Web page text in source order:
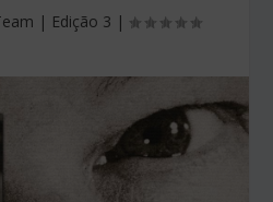
| Edição 3 |